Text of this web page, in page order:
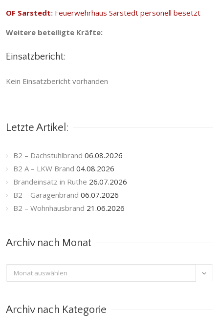
OF Sarstedt: Feuerwehrhaus Sarstedt personell besetzt
Weitere beteiligte Kräfte:
Einsatzbericht:
Kein Einsatzbericht vorhanden
Letzte Artikel:
B2 – Dachstuhlbrand 06.08.2026
B2 A – LKW Brand 04.08.2026
Brandeinsatz in Ruthe 26.07.2026
B2 – Garagenbrand 06.07.2026
B2 – Wohnhausbrand 21.06.2026
Archiv nach Monat
Archiv
nach

Archiv nach Kategorie